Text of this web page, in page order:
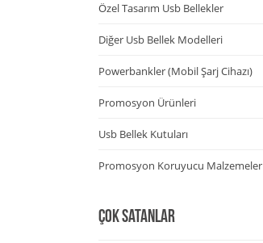
Özel Tasarım Usb Bellekler
Diğer Usb Bellek Modelleri
Powerbankler (Mobil Şarj Cihazı)
Promosyon Ürünleri
Usb Bellek Kutuları
Promosyon Koruyucu Malzemeler
ÇOK SATANLAR